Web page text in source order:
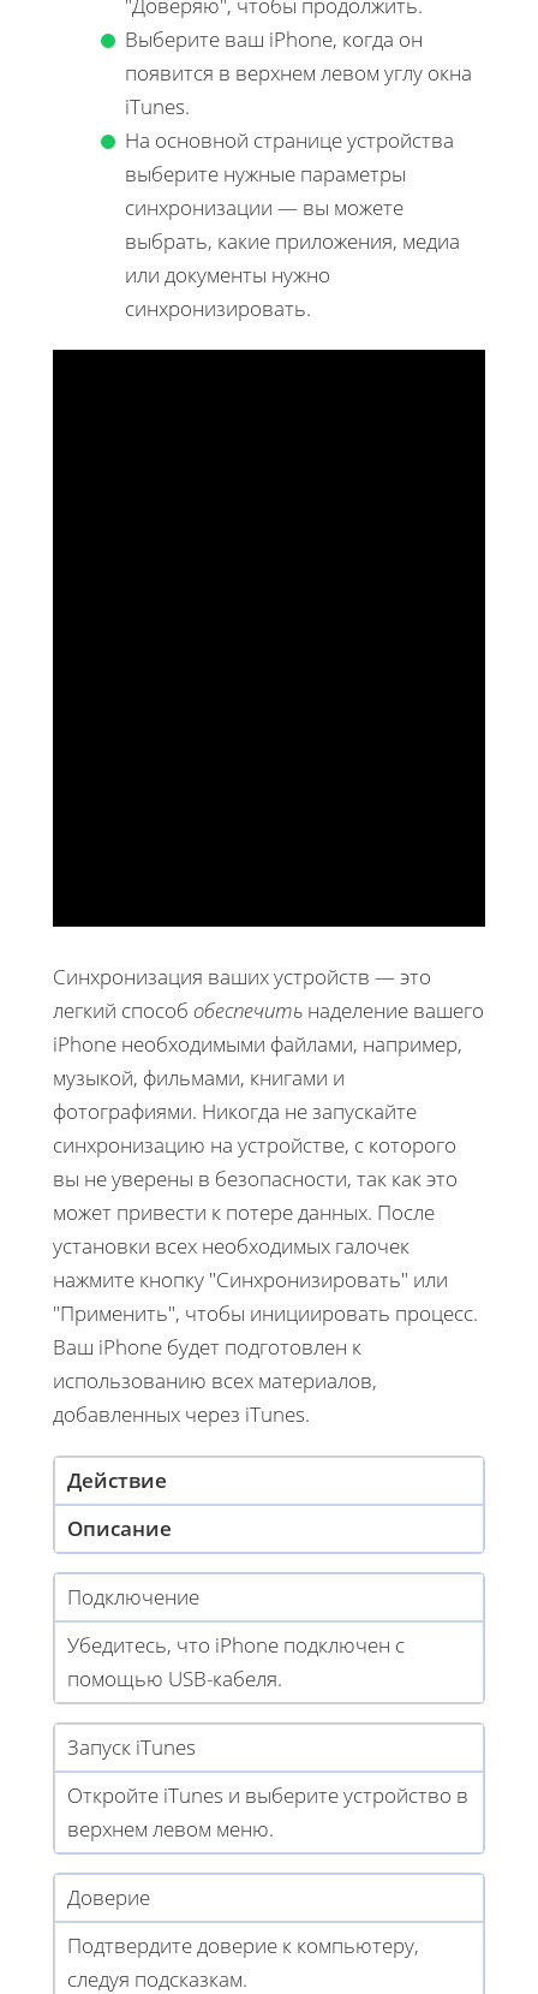
Выберите ваш iPhone, когда он
появится в верхнем левом углу окна
iTunes.
На основной странице устройства
выберите нужные параметры
синхронизации — вы можете
выбрать, какие приложения, медиа
или документы нужно
синхронизировать.
Синхронизация ваших устройств — это
легкий способ обеспечить наделение вашего
iPhone необходимыми файлами, например,
музыкой, фильмами, книгами и
фотографиями. Никогда не запускайте
синхронизацию на устройстве, с которого
вы не уверены в безопасности, так как это
может привести к потере данных. После
установки всех необходимых галочек
нажмите кнопку "Синхронизировать" или
"Применить", чтобы инициировать процесс.
Ваш iPhone будет подготовлен к
использованию всех материалов,
добавленных через iTunes.
Действие
Описание
Подключение
Убедитесь, что iPhone подключен с
помощью USB-кабеля.
Запуск iTunes
Откройте iTunes и выберите устройство в
верхнем левом меню.
Доверие
Подтвердите доверие к компьютеру,
следуя подсказкам.